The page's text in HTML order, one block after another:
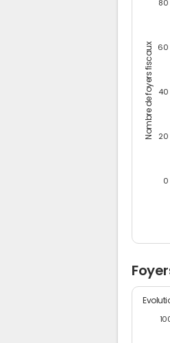
Nombre de foyers fiscaux
0
20
40
60
80